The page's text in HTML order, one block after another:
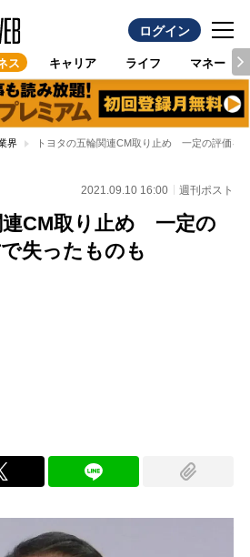
ログイン
ス キャリア ライフ マネー
界 トヨタの五輪関連CM取り止め 一定の評価を
2021.09.10 16:00 週刊ポスト
連CM取り止め 一定の
失ったものも